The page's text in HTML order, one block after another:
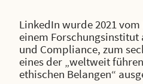
LinkedIn wurde 2021
einem Forschungsinstitut
und Compliance, zum
eines der „weltweit
ethischen Belangen“